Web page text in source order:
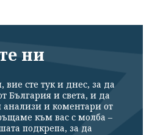
ни
сте тук и днес, за да
България и света, и да
анализи и коментари от
към вас с молба –
подкрепа, за да